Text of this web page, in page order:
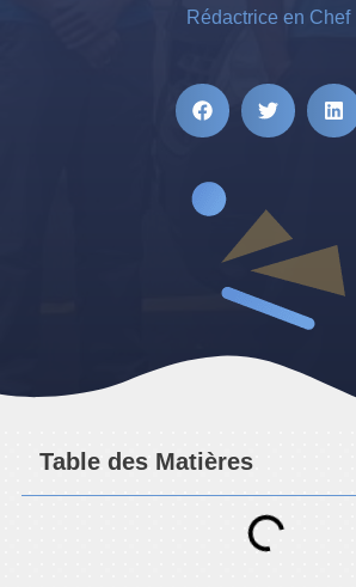
Rédactrice en Chef
Table des Matières